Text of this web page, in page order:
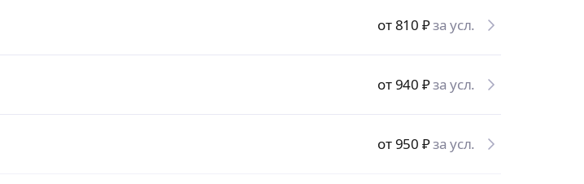
от 810 ₽за усл.
от 940 ₽за усл.
от 950 ₽за усл.